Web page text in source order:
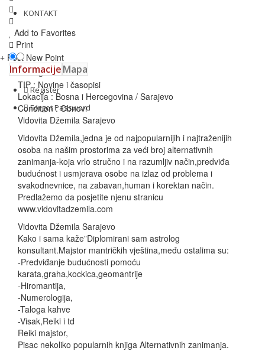
KONTAKT
Post New Point
Login
Register
Forgot Password
Add to Favorites
Print
InformacijeMapa
TIP : Novine i časopisi
Lokacija :Bosna i Hercegovina / Sarajevo
Condition :Obnovi
Vidovita Džemila Sarajevo
Vidovita Džemila,jedna je od najpopularnijih i najtraženijih
osoba na našim prostorima za veći broj alternativnih
zanimanja-koja vrlo stručno i na razumljiv način,predviđa
budućnost i usmjerava osobe na izlaz od problema i
svakodnevnice, na zabavan,human i korektan način.
Predlažemo da posjetite njenu stranicu
www.vidovitadzemila.com
Vidovita Džemila Sarajevo
Kako i sama kaže”Diplomirani sam astrolog
konsultant.Majstor mantričkih vještina,među ostalima su:
-Predviđanje budućnosti pomoću
karata,graha,kockica,geomantrije
-Hiromantija,
-Numerologija,
-Taloga kahve
-Visak,Reiki i td
Reiki majstor,
Pisac nekoliko popularnih knjiga Alternativnih zanimanja.